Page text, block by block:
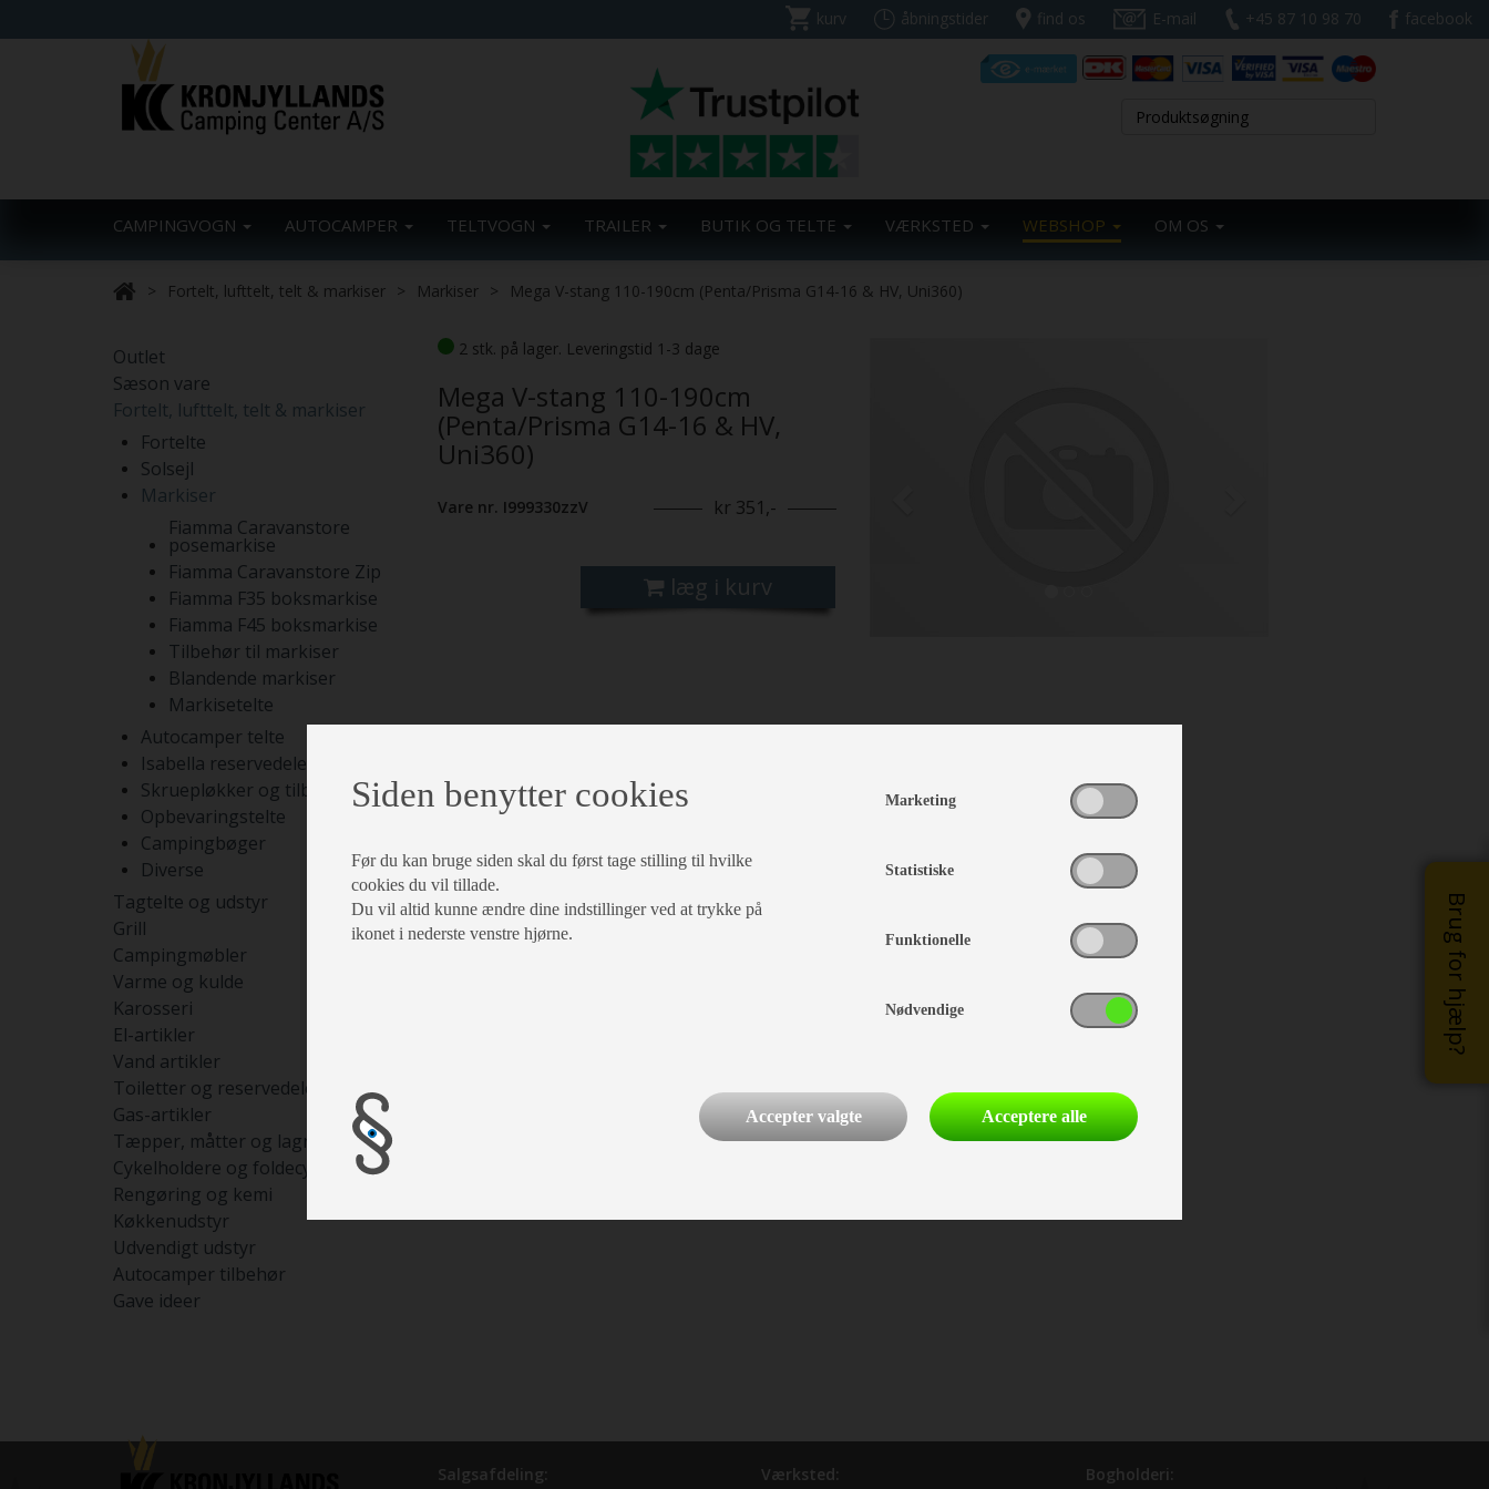
kurv åbningstider find os E-mail +45 87 10 98 70 facebook
CAMPINGVOGN AUTOCAMPER TELTVOGN TRAILER BUTIK OG TELTE VÆRKSTED WEBSHOP OM OS
Brug for hjælp?
Fortelt, lufttelt, telt & markiser Markiser Mega V-stang 110-190cm (Penta/Prisma G14-16 & HV, Uni360)
Outlet
Sæson vare
Fortelt, lufttelt, telt & markiser
Fortelte
Solsejl
Markiser
Fiamma Caravanstore
posemarkise
Fiamma Caravanstore Zip
Fiamma F35 boksmarkise
Fiamma F45 boksmarkise
Tilbehør til markiser
Blandende markiser
Markisetelte
Autocamper telte
Isabella reservedele
Skruepløkker og tilbehør
Opbevaringstelte
Campingbøger
Diverse
Tagtelte og udstyr
Grill
Campingmøbler
Varme og kulde
Karosseri
El-artikler
Vand artikler
Toiletter og reservedele
Gas-artikler
Tæpper, måtter og lagner
Cykelholdere og foldecykler
Rengøring og kemi
Køkkenudstyr
Udvendigt udstyr
Autocamper tilbehør
Gave ideer
2 stk. på lager. Leveringstid 1-3 dage
Mega V-stang 110-190cm
(Penta/Prisma G14-16 & HV,
Uni360)
Vare nr. I999330zzV kr 351,-
læg i kurv
Salgsafdeling: Værksted: Bogholderi:
Siden benytter cookies
Før du kan bruge siden skal du først tage stilling til hvilke
cookies du vil tillade.
Du vil altid kunne ændre dine indstillinger ved at trykke på
ikonet i nederste venstre hjørne.
Marketing
Statistiske
Funktionelle
Nødvendige
Accepter valgte Acceptere alle